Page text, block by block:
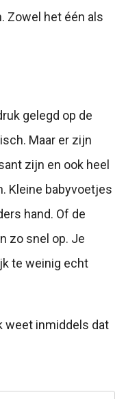
Zowel het één als
gelegd op de
Maar er zijn
zijn en ook heel
Kleine babyvoetjes
hand. Of de
zo snel op. Je
te weinig echt
weet inmiddels dat